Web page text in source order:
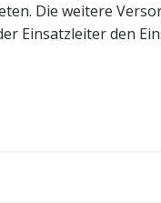
Die weitere
Einsatzleiter den